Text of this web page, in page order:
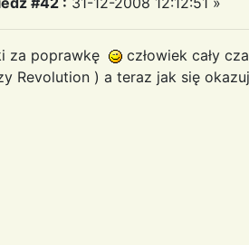
za poprawkę człowiek cały
Revolution ) a teraz jak się